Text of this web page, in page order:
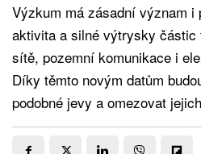
Výzkum má zásadní význam i
aktivita a silné výtrysky
sítě, pozemní komunikace i
Díky těmto novým datům
podobné jevy a omezovat